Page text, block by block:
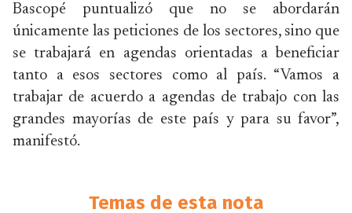
Bascopé puntualizó que no se abordarán
únicamente las peticiones de los sectores, sino que
se trabajará en agendas orientadas a beneficiar
tanto a esos sectores como al país. “Vamos a
trabajar de acuerdo a agendas de trabajo con las
grandes mayorías de este país y para su favor”,
manifestó.
Temas de esta nota